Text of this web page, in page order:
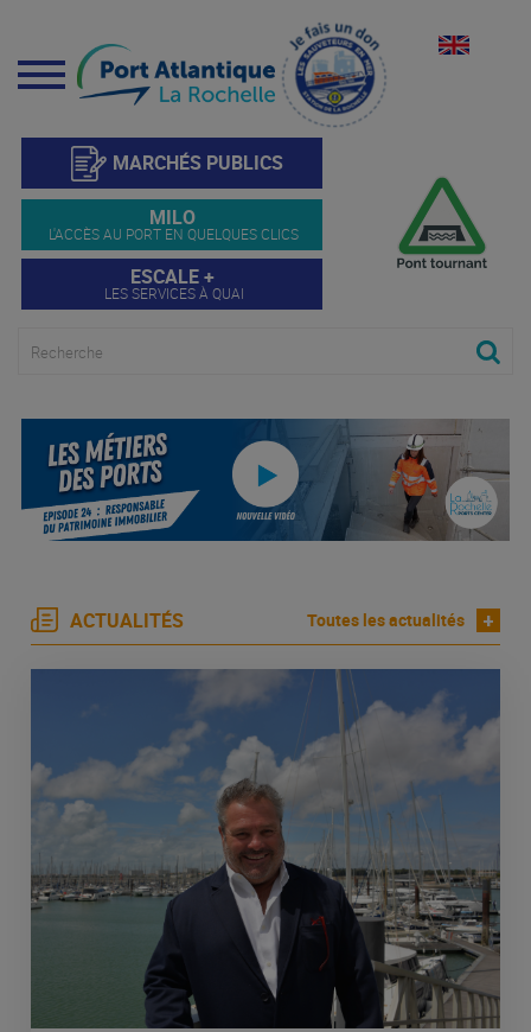
Menu
MARCHÉS PUBLICS
MILO
L'ACCÈS AU PORT EN QUELQUES CLICS
ESCALE +
LES SERVICES À QUAI
ACTUALITÉS Toutes les actualités +